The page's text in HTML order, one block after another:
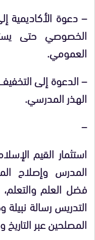
– دعوة الأكاديمية
الخصوصي حتى
العمومي.
– الدعوة إلى
الهذر المدرسي.
–
استثمار القيم
المدرس وإصلاح
فضل العلم
التدريس رسالة
المصلحين عبر